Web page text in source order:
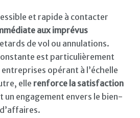
et rapide à contacter
aux imprévus
de vol ou annulations.
est particulièrement
opérant à l’échelle
elle renforce la satisfaction
un engagement envers le bien-